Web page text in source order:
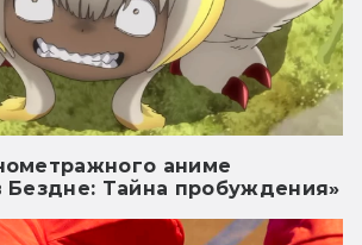
аниме
Бездне: Тайна пробуждения»